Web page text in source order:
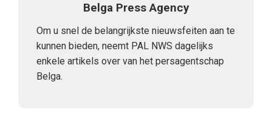
Belga Press Agency
Om u snel de belangrijkste nieuwsfeiten aan te
kunnen bieden, neemt PAL NWS dagelijks
enkele artikels over van het persagentschap
Belga.